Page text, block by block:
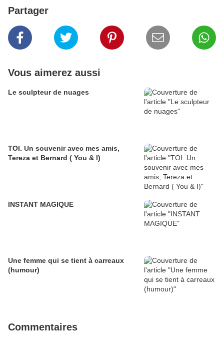
Partager
Vous aimerez aussi
Le sculpteur de nuages
TOI. Un souvenir avec mes amis,
Tereza et Bernard ( You & I)
INSTANT MAGIQUE
Une femme qui se tient à carreaux
(humour)
Commentaires